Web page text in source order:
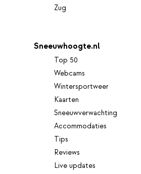
Zug
Sneeuwhoogte.nl
Top 50
Webcams
Wintersportweer
Kaarten
Sneeuwverwachting
Accommodaties
Tips
Reviews
Live updates